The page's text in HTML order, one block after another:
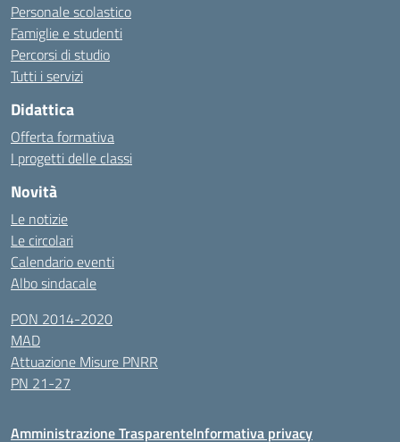
Personale scolastico
Famiglie e studenti
Percorsi di studio
Tutti i servizi
Didattica
Offerta formativa
I progetti delle classi
Novità
Le notizie
Le circolari
Calendario eventi
Albo sindacale
PON 2014-2020
MAD
Attuazione Misure PNRR
PN 21-27
Amministrazione TrasparenteInformativa privacy